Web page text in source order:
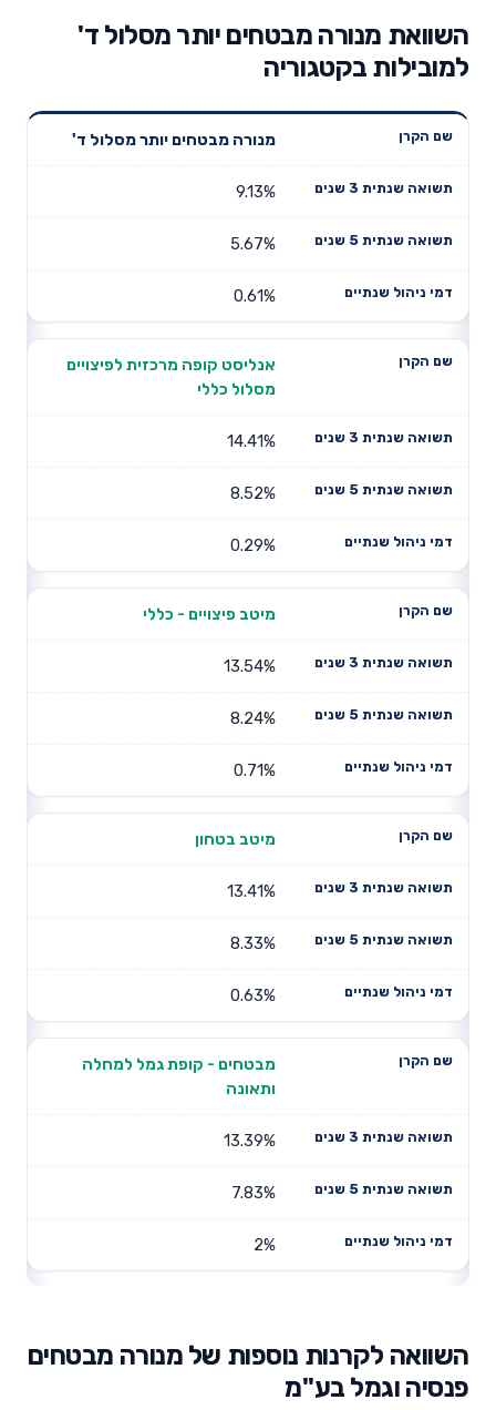
השוואת מנורה מבטחים יותר מסלול ד'
למובילות בקטגוריה
שנים
תשואה
דמי ניהול
מנורה מבטחים יותר מסלול ד'
9.13%
5.67%
0.61%
אנליסט קופה מרכזית לפיצויים
מסלול כללי
14.41%
8.52%
0.29%
מיטב פיצויים - כללי
13.54%
8.24%
0.71%
מיטב בטחון
13.41%
8.33%
0.63%
מבטחים - קופת גמל למחלה
ותאונה
13.39%
7.83%
2%
השוואה לקרנות נוספות של מנורה מבטחים
פנסיה וגמל בע"מ